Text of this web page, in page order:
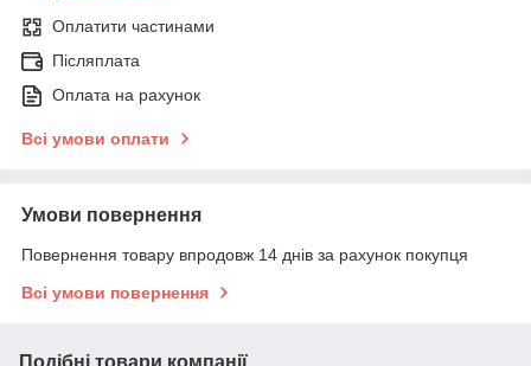
Оплатити частинами
Післяплата
Оплата на рахунок
Всі умови оплати
Умови повернення
Повернення товару впродовж 14 днів за рахунок покупця
Всі умови повернення